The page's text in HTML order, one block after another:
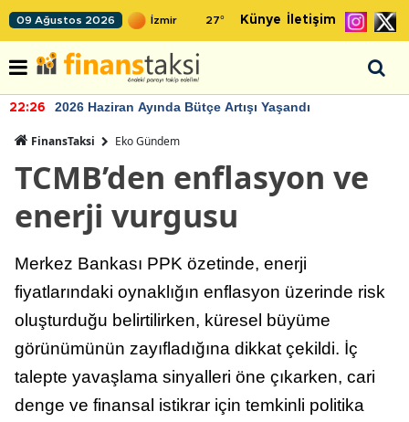
09 Ağustos 2026 27° Künye İletişim
22:26 2026 Haziran Ayında Bütçe Artışı Yaşandı
FinansTaksi Eko Gündem
TCMB’den enflasyon ve
enerji vurgusu
Merkez Bankası PPK özetinde, enerji
fiyatlarındaki oynaklığın enflasyon üzerinde risk
oluşturduğu belirtilirken, küresel büyüme
görünümünün zayıfladığına dikkat çekildi. İç
talepte yavaşlama sinyalleri öne çıkarken, cari
denge ve finansal istikrar için temkinli politika